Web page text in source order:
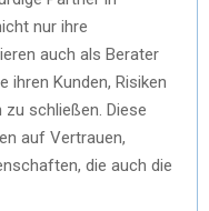
nur ihre
auch als Berater
ihren Kunden, Risiken
schließen. Diese
auf Vertrauen,
die auch die